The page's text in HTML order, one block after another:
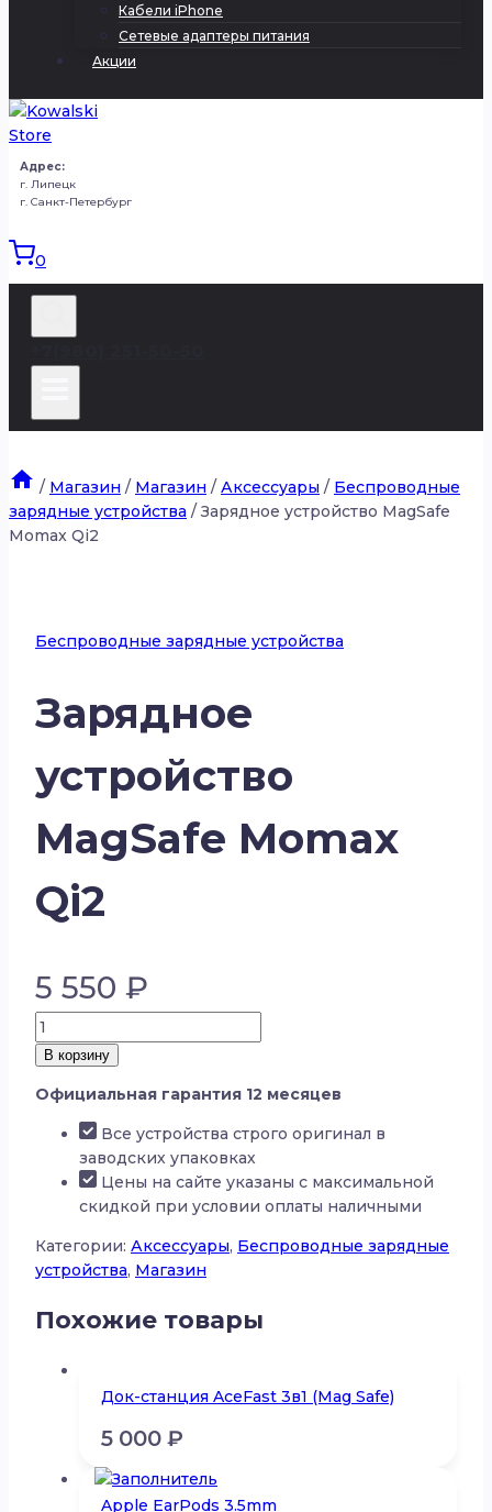
Кабели iPhone
Сетевые адаптеры питания
Акции
Адрес:
г. Липецк
г. Санкт-Петербург
0
/ Магазин / Магазин / Аксессуары / Беспроводные
зарядные устройства / Зарядное устройство MagSafe
Momax Qi2
Беспроводные зарядные устройства
Зарядное
устройство
MagSafe Momax
Qi2
5 550 ₽
Количество
товара
Зарядное
устройство
MagSafe
Momax
В корзину
Официальная гарантия 12 месяцев
Все устройства строго оригинал в
заводских упаковках
Цены на сайте указаны с максимальной
скидкой при условии оплаты наличными
Категории: Аксессуары, Беспроводные зарядные
устройства, Магазин
Похожие товары
Док-станция AceFast 3в1 (Mag Safe)
5 000 ₽
Apple EarPods 3.5mm